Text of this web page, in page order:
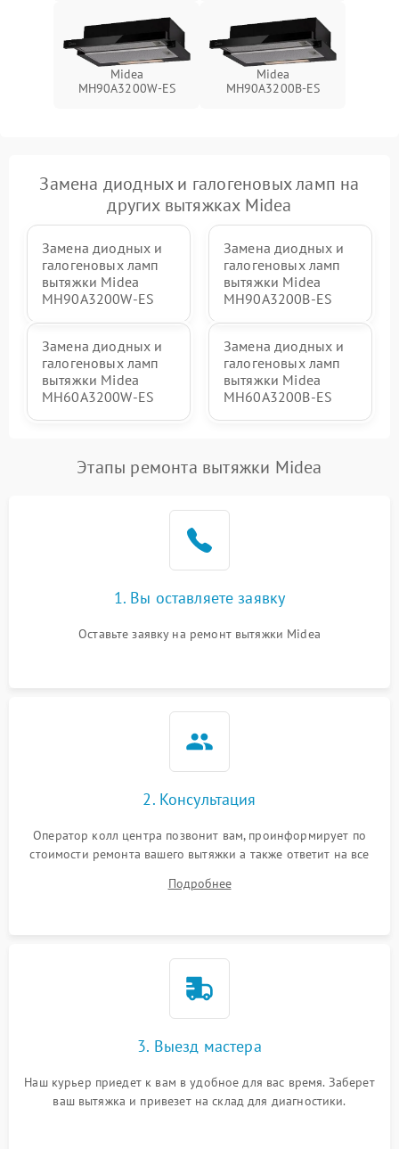
Midea
MH90A3200W-ES
Midea
MH90A3200B-ES
Замена диодных и галогеновых ламп на
других вытяжках Midea
Замена диодных и
галогеновых ламп
вытяжки Midea
MH90A3200W-ES
Замена диодных и
галогеновых ламп
вытяжки Midea
MH90A3200B-ES
Замена диодных и
галогеновых ламп
вытяжки Midea
MH60A3200W-ES
Замена диодных и
галогеновых ламп
вытяжки Midea
MH60A3200B-ES
Этапы ремонта вытяжки Midea
1. Вы оставляете заявку
Оставьте заявку на ремонт вытяжки Midea
2. Консультация
Оператор колл центра позвонит вам, проинформирует по
стоимости ремонта вашего вытяжки а также ответит на все
Подробнее
3. Выезд мастера
Наш курьер приедет к вам в удобное для вас время. Заберет
ваш вытяжка и привезет на склад для диагностики.